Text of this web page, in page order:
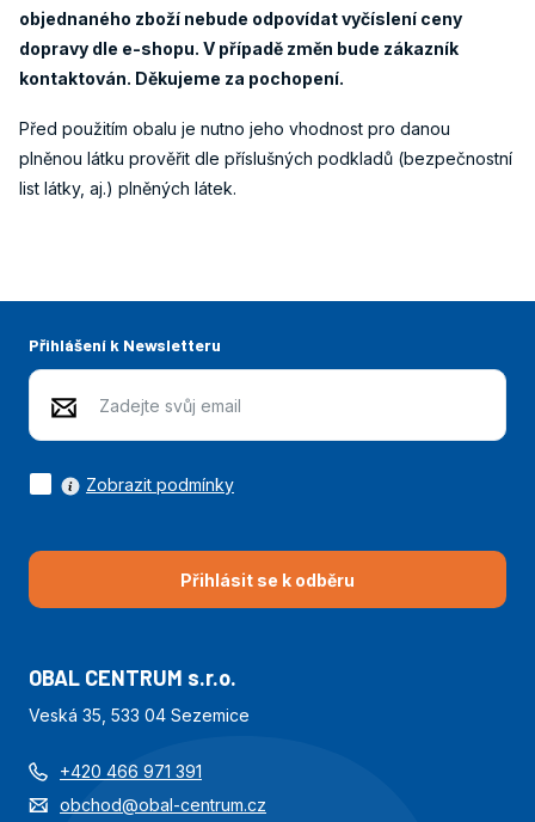
objednaného zboží nebude odpovídat vyčíslení ceny
dopravy dle e-shopu. V případě změn bude zákazník
kontaktován. Děkujeme za pochopení.
Před použitím obalu je nutno jeho vhodnost pro danou
plněnou látku prověřit dle příslušných podkladů (bezpečnostní
list látky, aj.) plněných látek.
Přihlášení k Newsletteru
Přihlásit se k odběru
Zobrazit podmínky
OBAL CENTRUM s.r.o.
Veská 35, 533 04 Sezemice
+420 466 971 391
obchod@obal-centrum.cz